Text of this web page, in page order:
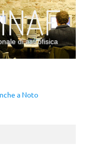
di astrofisica
a Noto